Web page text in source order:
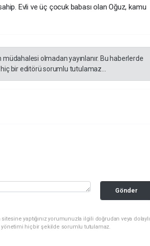
Evli ve üç çocuk babası olan Oğuz, kamu
olmadan yayınlanır. Bu haberlerde
bir editörü sorumlu tutulamaz...
Gönder
yaptığınız yorumunuzla ilgili doğrudan veya dolaylı
yönetimi hiçbir şekilde sorumlu tutulamaz.